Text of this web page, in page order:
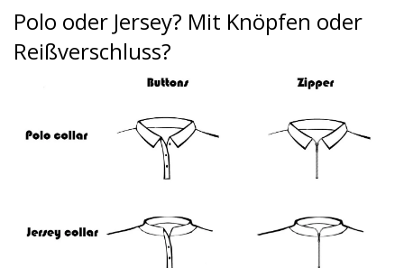
Polo oder Jersey? Mit Knöpfen oder
Reißverschluss?